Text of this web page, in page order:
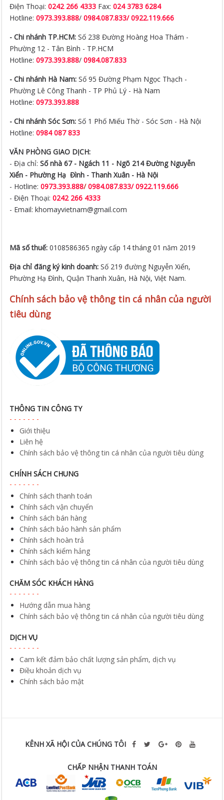
Điện Thoại:0242 266 4333 Fax:024 3783 6284
Hotline:0973.393.888/0984.087.833/ 0922.119.666
- Chi nhánh TP.HCM: Số 238 Đường Hoàng Hoa Thám -
Phường 12 - Tân Bình - TP.HCM
Hotline:0973.393.888/0984.087.833
- Chi nhánh Hà Nam: Số 95 Đường Phạm Ngọc Thạch -
Phường Lê Công Thanh - TP Phủ Lý - Hà Nam
Hotline:0973.393.888
- Chi nhánh Sóc Sơn: Số 1 Phố Miếu Thờ - Sóc Sơn - Hà Nội
Hotline:0984 087 833
VĂN PHÒNG GIAO DỊCH:
- Địa chỉ:Số nhà 67 - Ngách 11 - Ngõ 214 Đường Nguyễn
Xiển - Phường Hạ Đình - Thanh Xuân - Hà Nội
- Hotline:0973.393.888/ 0984.087.833/ 0922.119.666
- Điện Thoại:0242 266 4333
- Email: khomayvietnam@gmail.com
Mã số thuế:0108586365 ngày cấp 14 tháng 01 năm 2019
Địa chỉ đăng ký kinh doanh:Số 219 đường Nguyễn Xiển,
Phường Hạ Đình, Quận Thanh Xuân, Hà Nội, Việt Nam.
Chính sách bảo vệ thông tin cá nhân của người
tiêu dùng
THÔNG TIN CÔNG TY
Giới thiệu
Liên hệ
Chính sách bảo vệ thông tin cá nhân của người tiêu dùng
CHÍNH SÁCH CHUNG
Chính sách thanh toán
Chính sách vận chuyển
Chính sách bán hàng
Chính sách bảo hành sản phẩm
Chính sách hoàn trả
Chính sách kiểm hảng
Chính sách bảo vệ thông tin cá nhân của người tiêu dùng
CHĂM SÓC KHÁCH HÀNG
Hướng dẫn mua hàng
Chính sách bảo vệ thông tin cá nhân của người tiêu dùng
DỊCH VỤ
Cam kết đảm bảo chất lượng sản phẩm, dịch vụ
Điều khoản dịch vụ
Chính sách bảo mật
KÊNH XÃ HỘI CỦA CHÚNG TÔI
CHẤP NHẬN THANH TOÁN